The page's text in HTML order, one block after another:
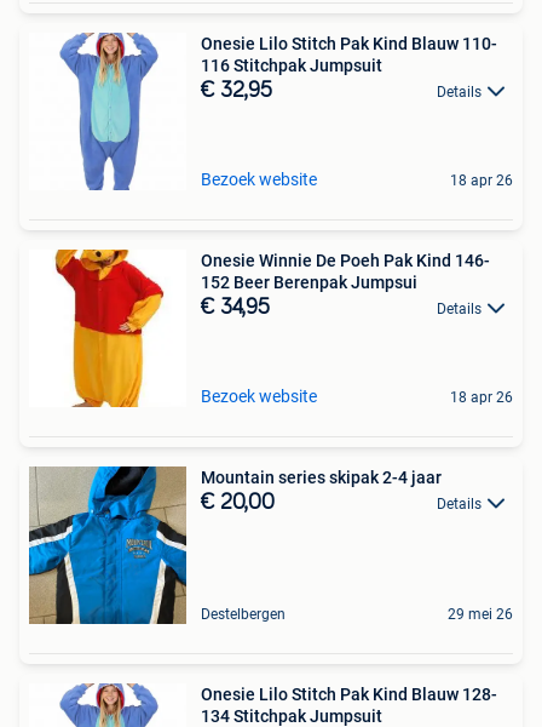
Onesie Lilo Stitch Pak Kind Blauw 110-
116 Stitchpak Jumpsuit
€ 32,95 Details
Bezoek website 18 apr 26
Onesie Winnie De Poeh Pak Kind 146-
152 Beer Berenpak Jumpsui
€ 34,95 Details
Bezoek website 18 apr 26
Mountain series skipak 2-4 jaar
€ 20,00 Details
Destelbergen 29 mei 26
Onesie Lilo Stitch Pak Kind Blauw 128-
134 Stitchpak Jumpsuit